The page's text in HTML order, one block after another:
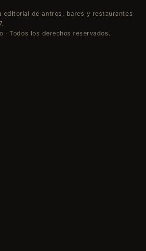
editorial de antros, bares y restaurantes
· Todos los derechos reservados.